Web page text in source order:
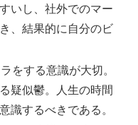
いし、社外でのマー
、結果的に自分のビ
をする意識が大切。
疑似鬱。人生の時間
識するべきである。